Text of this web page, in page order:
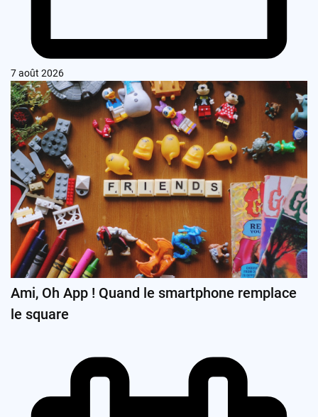
7 août 2026
Ami, Oh App ! Quand le smartphone remplace
le square